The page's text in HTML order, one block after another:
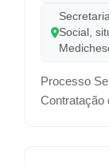
Social,
Processo
Contratação